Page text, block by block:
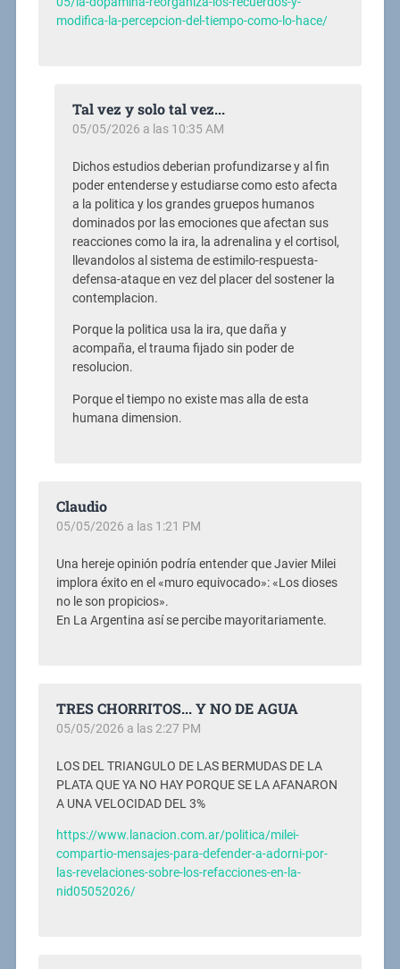
modifica-la-percepcion-del-tiempo-como-lo-hace/
Tal vez y solo tal vez...
05/05/2026 a las 10:35 AM
Dichos estudios deberian profundizarse y al fin
poder entenderse y estudiarse como esto afecta
a la politica y los grandes gruepos humanos
dominados por las emociones que afectan sus
reacciones como la ira, la adrenalina y el cortisol,
llevandolos al sistema de estimilo-respuesta-
defensa-ataque en vez del placer del sostener la
contemplacion.
Porque la politica usa la ira, que daña y
acompaña, el trauma fijado sin poder de
resolucion.
Porque el tiempo no existe mas alla de esta
humana dimension.
Claudio
05/05/2026 a las 1:21 PM
Una hereje opinión podría entender que Javier Milei
implora éxito en el «muro equivocado»: «Los dioses
no le son propicios».
En La Argentina así se percibe mayoritariamente.
TRES CHORRITOS... Y NO DE AGUA
05/05/2026 a las 2:27 PM
LOS DEL TRIANGULO DE LAS BERMUDAS DE LA
PLATA QUE YA NO HAY PORQUE SE LA AFANARON
A UNA VELOCIDAD DEL 3%
https://www.lanacion.com.ar/politica/milei-
compartio-mensajes-para-defender-a-adorni-por-
las-revelaciones-sobre-los-refacciones-en-la-
nid05052026/